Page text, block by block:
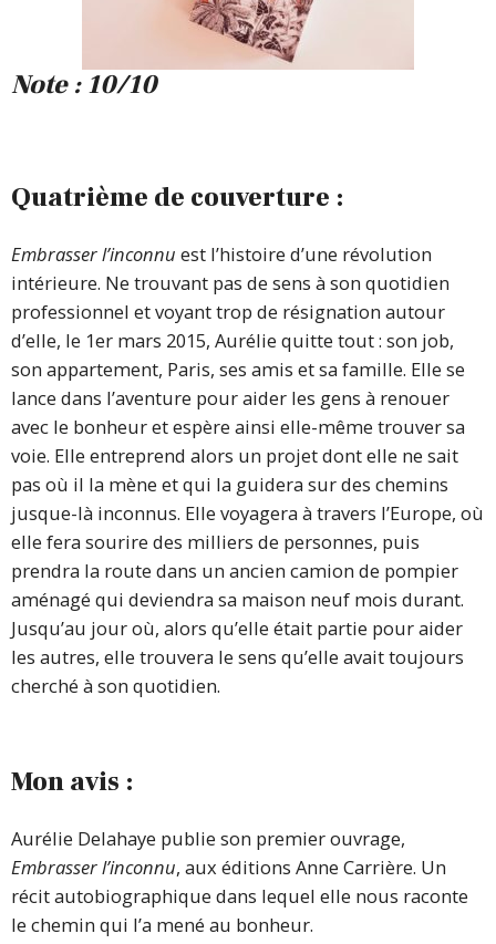
Note : 10/10
Quatrième de couverture :
Embrasser l’inconnu est l’histoire d’une révolution
intérieure. Ne trouvant pas de sens à son quotidien
professionnel et voyant trop de résignation autour
d’elle, le 1er mars 2015, Aurélie quitte tout : son job,
son appartement, Paris, ses amis et sa famille. Elle se
lance dans l’aventure pour aider les gens à renouer
avec le bonheur et espère ainsi elle-même trouver sa
voie. Elle entreprend alors un projet dont elle ne sait
pas où il la mène et qui la guidera sur des chemins
jusque-là inconnus. Elle voyagera à travers l’Europe, où
elle fera sourire des milliers de personnes, puis
prendra la route dans un ancien camion de pompier
aménagé qui deviendra sa maison neuf mois durant.
Jusqu’au jour où, alors qu’elle était partie pour aider
les autres, elle trouvera le sens qu’elle avait toujours
cherché à son quotidien.
Mon avis :
Aurélie Delahaye publie son premier ouvrage,
Embrasser l’inconnu, aux éditions Anne Carrière. Un
récit autobiographique dans lequel elle nous raconte
le chemin qui l’a mené au bonheur.